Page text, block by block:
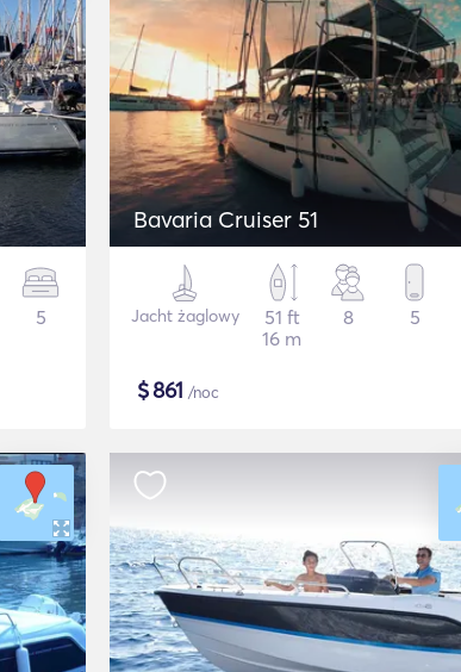
5
Bavaria Cruiser 51
Jacht żaglowy
51 ft
16 m
8 5
$861 /noc